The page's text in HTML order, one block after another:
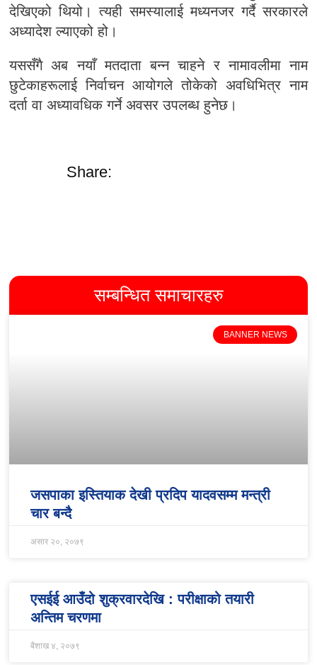
देखिएको थियो। त्यही समस्यालाई मध्यनजर गर्दै सरकारले
अध्यादेश ल्याएको हो।
यससँगै अब नयाँ मतदाता बन्न चाहने र नामावलीमा नाम
छुटेकाहरूलाई निर्वाचन आयोगले तोकेको अवधिभित्र नाम
दर्ता वा अध्यावधिक गर्ने अवसर उपलब्ध हुनेछ।
Share:
सम्बन्धित समाचारहरु
BANNER NEWS
जसपाका इस्तियाक देखी प्रदिप यादवसम्म मन्त्री
चार बन्दै
असार २०, २०७९
एसईई आउँदो शुक्रवारदेखि : परीक्षाको तयारी
अन्तिम चरणमा
बैशाख ४, २०७९